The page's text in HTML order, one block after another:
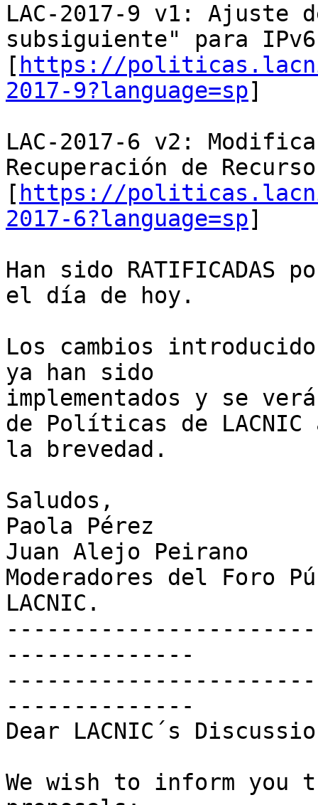
LAC-2017-9 v1: Ajuste
subsiguiente" para IPv6
[ https://
2017-9?language=sp]
LAC-2017-6 v2:
Recuperación de
[ https://
2017-6?language=sp]
Han sido RATIFICADAS
el día de hoy.
Los cambios
ya han sido
implementados y se
de Políticas de LACNIC
la brevedad.
Saludos,
Paola Pérez
Juan Alejo Peirano
Moderadores del Foro
LACNIC.
--------------
--------------
Dear LACNIC´s
We wish to inform you